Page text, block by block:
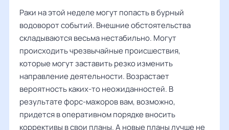
Раки на этой неделе могут попасть в бурный
водоворот событий. Внешние обстоятельства
складываются весьма нестабильно. Могут
происходить чрезвычайные происшествия,
которые могут заставить резко изменить
направление деятельности. Возрастает
вероятность каких-то неожиданностей. В
результате форс-мажоров вам, возможно,
придется в оперативном порядке вносить
коррективы в свои планы. А новые планы лучше не